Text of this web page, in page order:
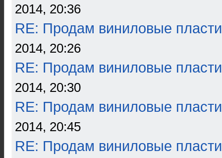
2014, 20:36
RE: Продам виниловые
2014, 20:26
RE: Продам виниловые
2014, 20:30
RE: Продам виниловые
2014, 20:45
RE: Продам виниловые